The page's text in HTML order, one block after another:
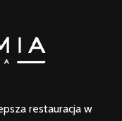
restauracja w